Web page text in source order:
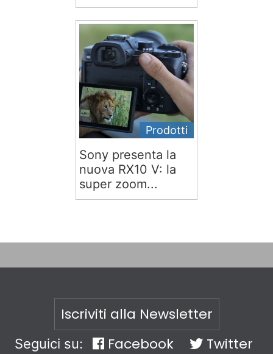
Prodotti
Sony presenta la
nuova RX10 V: la
super zoom...
Iscriviti alla Newsletter
Seguici su: Facebook
Twitter